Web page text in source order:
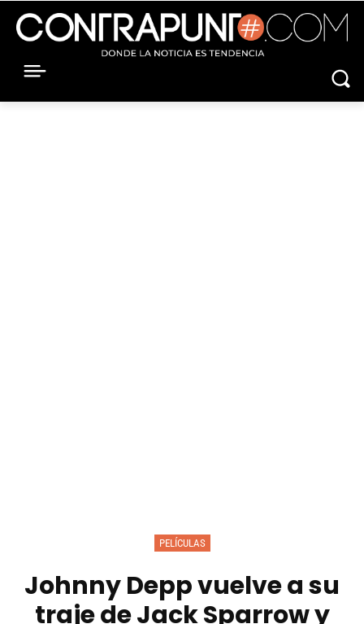
PELÍCULAS
Johnny Depp vuelve a su
traje de Jack Sparrow y